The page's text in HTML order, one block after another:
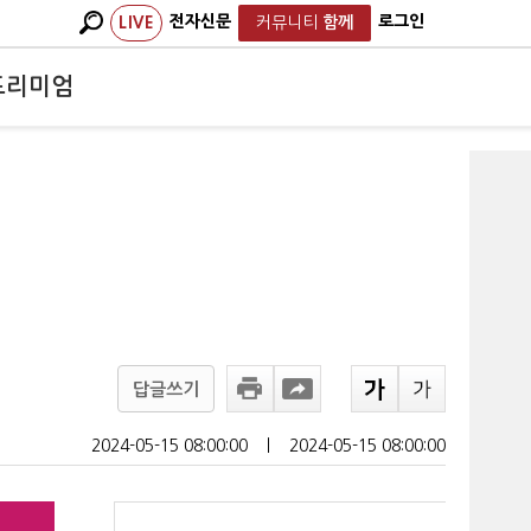
LIVE 전자신문 커뮤니티 함께 로그인
리미엄
답글쓰기
2024-05-15 08:00:00 2024-05-15 08:00:00